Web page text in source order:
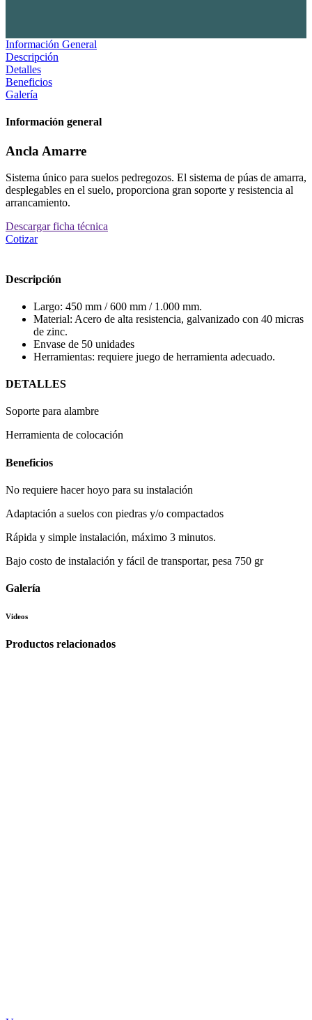
Información General
Descripción
Detalles
Beneficios
Galería
Información general
Ancla Amarre
Sistema único para suelos pedregozos. El sistema de púas de amarra,
desplegables en el suelo, proporciona gran soporte y resistencia al
arrancamiento.
Descargar ficha técnica
Cotizar
Descripción
Largo: 450 mm / 600 mm / 1.000 mm.
Material: Acero de alta resistencia, galvanizado con 40 micras
de zinc.
Envase de 50 unidades
Herramientas: requiere juego de herramienta adecuado.
DETALLES
Soporte para alambre
Herramienta de colocación
Beneficios
No requiere hacer hoyo para su instalación
Adaptación a suelos con piedras y/o compactados
Rápida y simple instalación, máximo 3 minutos.
Bajo costo de instalación y fácil de transportar, pesa 750 gr
Galería
Videos
Productos relacionados